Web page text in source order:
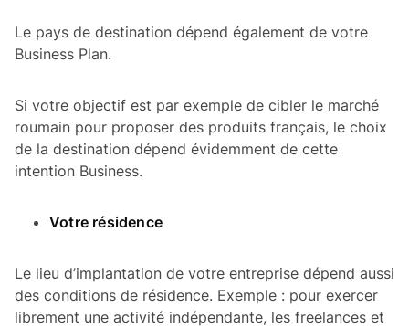
Le pays de destination dépend également de votre
Business Plan.
Si votre objectif est par exemple de cibler le marché
roumain pour proposer des produits français, le choix
de la destination dépend évidemment de cette
intention Business.
Votre résidence
Le lieu d’implantation de votre entreprise dépend aussi
des conditions de résidence. Exemple : pour exercer
librement une activité indépendante, les freelances et